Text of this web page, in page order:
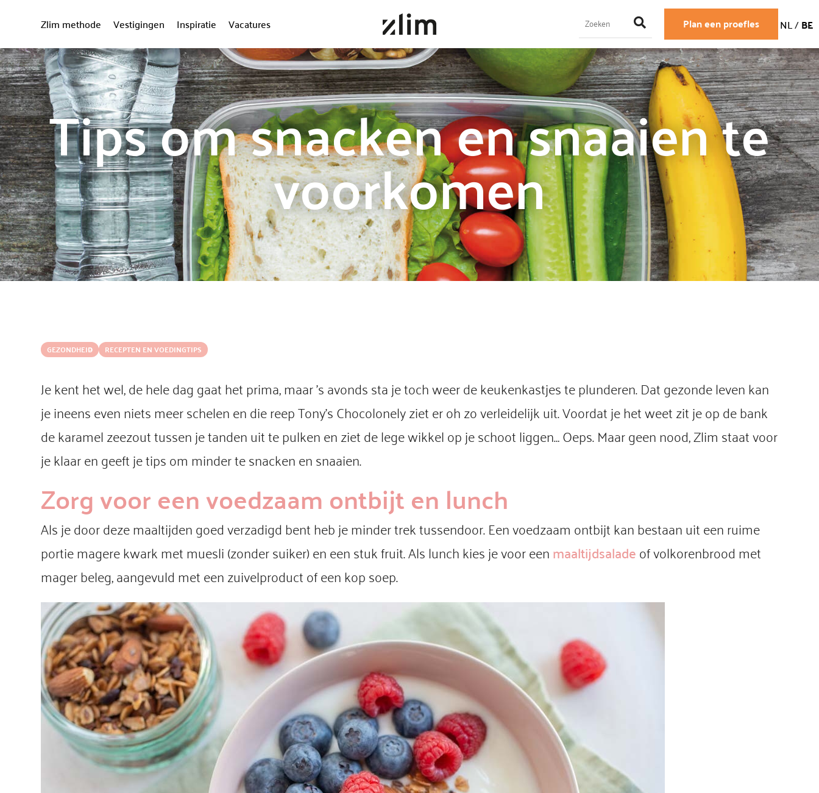
Zlim methode Vestigingen Inspiratie Vacatures Plan een proefles NL/BE
Tips om snacken en snaaien te
voorkomen
GEZONDHEID RECEPTEN EN VOEDINGTIPS
Je kent het wel, de hele dag gaat het prima, maar ’s avonds sta je toch weer de keukenkastjes te plunderen. Dat gezonde leven kan
je ineens even niets meer schelen en die reep Tony’s Chocolonely ziet er oh zo verleidelijk uit. Voordat je het weet zit je op de bank
de karamel zeezout tussen je tanden uit te pulken en ziet de lege wikkel op je schoot liggen… Oeps. Maar geen nood, Zlim staat voor
je klaar en geeft je tips om minder te snacken en snaaien.
Zorg voor een voedzaam ontbijt en lunch
Als je door deze maaltijden goed verzadigd bent heb je minder trek tussendoor. Een voedzaam ontbijt kan bestaan uit een ruime
portie magere kwark met muesli (zonder suiker) en een stuk fruit. Als lunch kies je voor eenmaaltijdsaladeof volkorenbrood met
mager beleg, aangevuld met een zuivelproduct of een kop soep.